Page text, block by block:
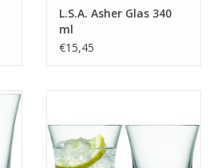
L.S.A. Asher Glas 340
ml
€15,45